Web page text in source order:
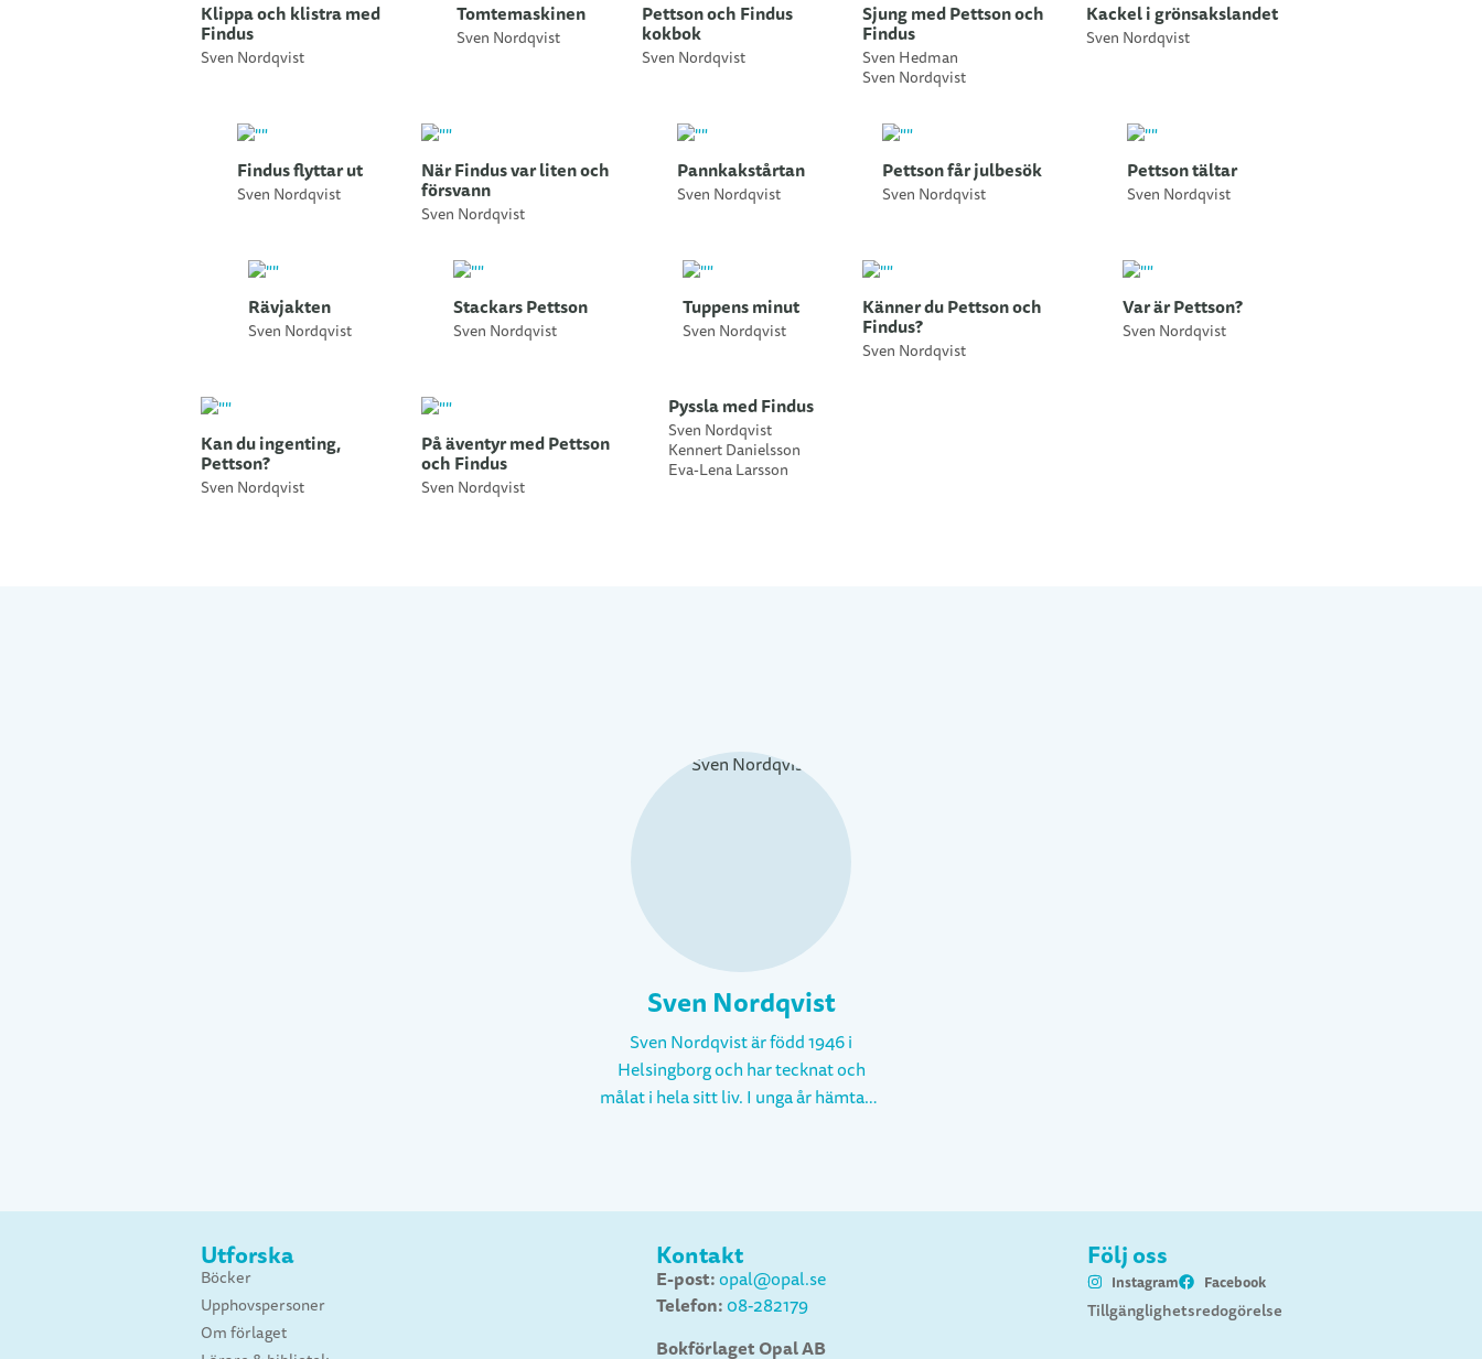
Klippa och klistra med
Findus
Sven Nordqvist
Tomtemaskinen
Sven Nordqvist
Pettson och Findus
kokbok
Sven Nordqvist
Sjung med Pettson och
Findus
Sven Hedman
Sven Nordqvist
Kackel i grönsakslandet
Sven Nordqvist
Findus flyttar ut
Sven Nordqvist
När Findus var liten och
försvann
Sven Nordqvist
Pannkakstårtan
Sven Nordqvist
Pettson får julbesök
Sven Nordqvist
Pettson tältar
Sven Nordqvist
Rävjakten
Sven Nordqvist
Stackars Pettson
Sven Nordqvist
Tuppens minut
Sven Nordqvist
Känner du Pettson och
Findus?
Sven Nordqvist
Var är Pettson?
Sven Nordqvist
Kan du ingenting,
Pettson?
Sven Nordqvist
På äventyr med Pettson
och Findus
Sven Nordqvist
Pyssla med Findus
Sven Nordqvist
Kennert Danielsson
Eva-Lena Larsson
Sven Nordqvist
Sven Nordqvist är född 1946 i
Helsingborg och har tecknat och
målat i hela sitt liv. I unga år hämtade
yrkesverksam som sådan i ett år.
lärare vid arkitekthögskolan i Lund.
Efter det frilansade han som
reklamtecknare och har även
illustrerat läroböcker, skönlitteratur,
Utforska
Böcker
Upphovspersoner
Om förlaget
Kontakt
E-post:opal@opal.se
Telefon:08-282179
Bokförlaget Opal AB
Följ oss
Instagram Facebook
Tillgänglighetsredogörelse